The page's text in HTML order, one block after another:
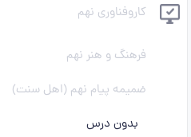
کاروفناوری نهم
فرهنگ و هنر نهم
ضمیمه پیام نهم (اهل سنت)
بدون درس